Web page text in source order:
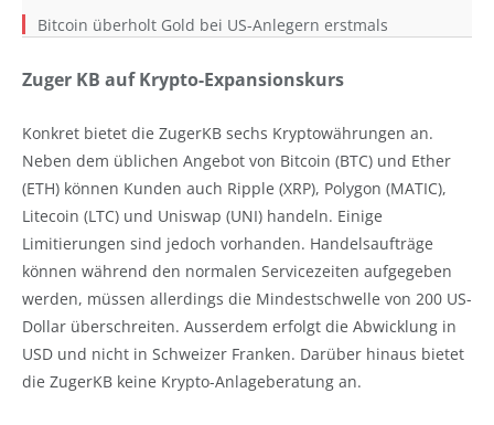
Bitcoin überholt Gold bei US-Anlegern erstmals
Zuger KB auf Krypto-Expansionskurs
Konkret bietet die ZugerKB sechs Kryptowährungen an.
Neben dem üblichen Angebot von Bitcoin (BTC) und Ether
(ETH) können Kunden auch Ripple (XRP), Polygon (MATIC),
Litecoin (LTC) und Uniswap (UNI) handeln. Einige
Limitierungen sind jedoch vorhanden. Handelsaufträge
können während den normalen Servicezeiten aufgegeben
werden, müssen allerdings die Mindestschwelle von 200 US-
Dollar überschreiten. Ausserdem erfolgt die Abwicklung in
USD und nicht in Schweizer Franken. Darüber hinaus bietet
die ZugerKB keine Krypto-Anlageberatung an.